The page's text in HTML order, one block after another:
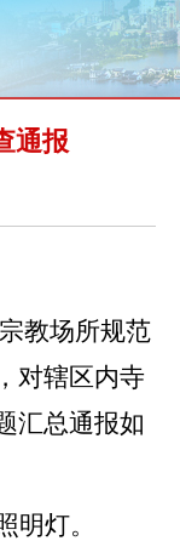
通报
教场所规范
对辖区内寺
汇总通报如
明灯。